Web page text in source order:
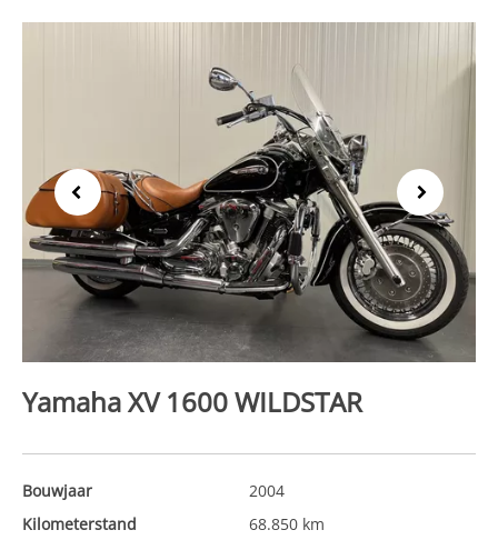
Previous Next
Yamaha XV 1600 WILDSTAR
Bouwjaar
2004
Kilometerstand
68.850 km